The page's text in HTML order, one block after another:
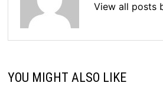
View all posts
YOU MIGHT ALSO LIKE